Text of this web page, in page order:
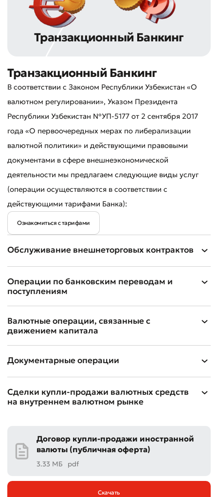
Оставить обращение
Транзакционный Банкинг
Транзакционный Банкинг
В соответствии с Законом Республики Узбекистан «О
валютном регулировании», Указом Президента
Республики Узбекистан №УП-5177 от 2 сентября 2017
года «О первоочередных мерах по либерализации
валютной политики» и действующими правовыми
документами в сфере внешнеэкономической
деятельности мы предлагаем следующие виды услуг
(операции осуществляются в соответствии с
действующими тарифами Банка):
Ознакомиться с тарифами
Обслуживание внешнеторговых контрактов
Операции по банковским переводам и
поступлениям
Валютные операции, связанные с
движением капитала
Документарные операции
Сделки купли-продажи валютных средств
на внутреннем валютном рынке
Договор купли-продажи иностранной
валюты (публичная оферта)
3.33 МБ pdf
Скачать